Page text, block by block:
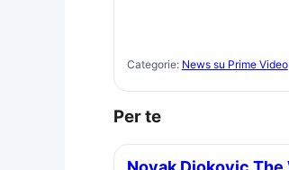
Categorie: News su Prime Video
Per te